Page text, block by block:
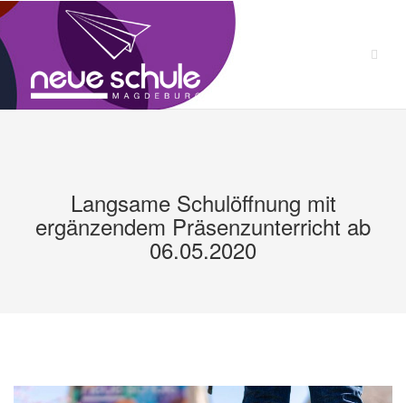
Zum
springen
Langsame Schulöffnung mit
ergänzendem Präsenzunterricht ab
06.05.2020